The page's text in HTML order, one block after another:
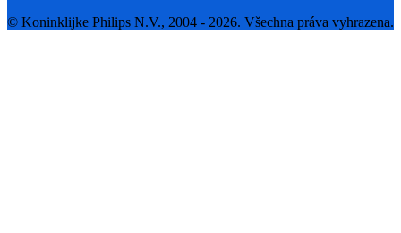
© Koninklijke Philips N.V., 2004 - 2026. Všechna práva vyhrazena.